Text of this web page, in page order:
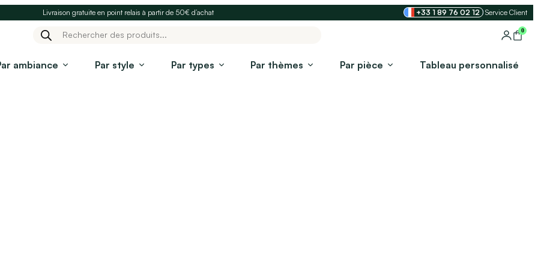
Livraison gratuite en point relais à partir de 50€ d’achat +33 1 89 76 02 12 Service Client
Recherche
produits
0
ambiance Par style Par types Par thèmes Par pièce Tableau personnalisé​